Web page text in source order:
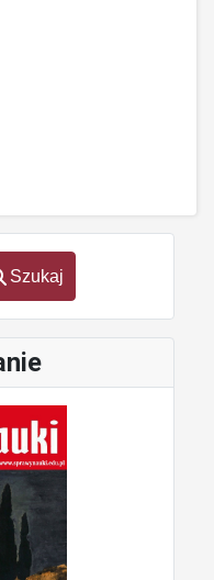
Szukaj